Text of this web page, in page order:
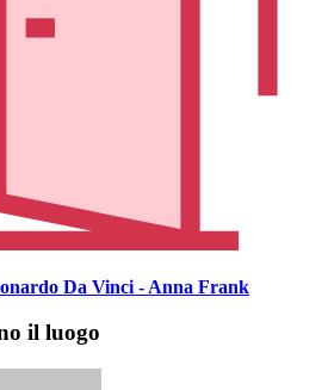
Da Vinci - Anna Frank
il luogo